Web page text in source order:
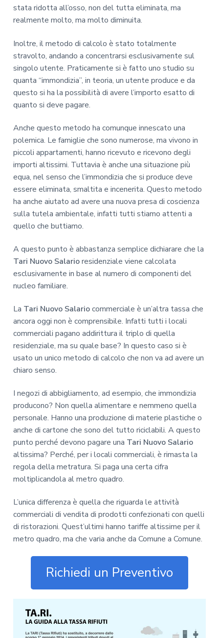
stata ridotta all’osso, non del tutta eliminata, ma
realmente molto, ma molto diminuita.
Inoltre, il metodo di calcolo è stato totalmente
stravolto, andando a concentrarsi esclusivamente sul
singolo utente. Praticamente si è fatto uno studio su
quanta “immondizia”, in teoria, un utente produce e da
questo si ha la possibilità di avere l’importo esatto di
quanto si deve pagare.
Anche questo metodo ha comunque innescato una
polemica. Le famiglie che sono numerose, ma vivono in
piccoli appartamenti, hanno ricevuto e ricevono degli
importi altissimi. Tuttavia è anche una situazione più
equa, nel senso che l’immondizia che si produce deve
essere eliminata, smaltita e incenerita. Questo metodo
ha anche aiutato ad avere una nuova presa di coscienza
sulla tutela ambientale, infatti tutti stiamo attenti a
quello che buttiamo.
A questo punto è abbastanza semplice dichiarare che la
Tari Nuovo Salarioresidenziale viene calcolata
esclusivamente in base al numero di componenti del
nucleo familiare.
La Tari Nuovo Salariocommerciale è un’altra tassa che
ancora oggi non è comprensibile. Infatti tutti i locali
commerciali pagano addirittura il triplo di quella
residenziale, ma su quale base? In questo caso si è
usato un unico metodo di calcolo che non va ad avere un
chiaro senso.
I negozi di abbigliamento, ad esempio, che immondizia
producono? Non quella alimentare e nemmeno quella
personale. Hanno una produzione di materie plastiche o
anche di cartone che sono del tutto riciclabili. A questo
punto perché devono pagare una Tari Nuovo Salario
altissima? Perché, per i locali commerciali, è rimasta la
regola della metratura. Si paga una certa cifra
moltiplicandola al metro quadro.
L’unica differenza è quella che riguarda le attività
commerciali di vendita di prodotti confezionati con quelli
di ristorazioni. Quest’ultimi hanno tariffe altissime per il
metro quadro, ma che varia anche da Comune a Comune.
Richiedi un Preventivo